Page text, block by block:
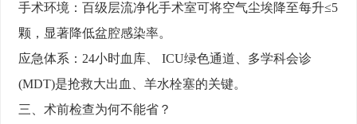
手术环境：百级层流净化手术室可将空气尘埃降至每升≤5
颗，显著降低盆腔感染率。
应急体系： 24小时血库、 ICU绿色通道、多学科会诊
(MDT)是抢救大出血、羊水栓塞的关键。
三、术前检查为何不能省？